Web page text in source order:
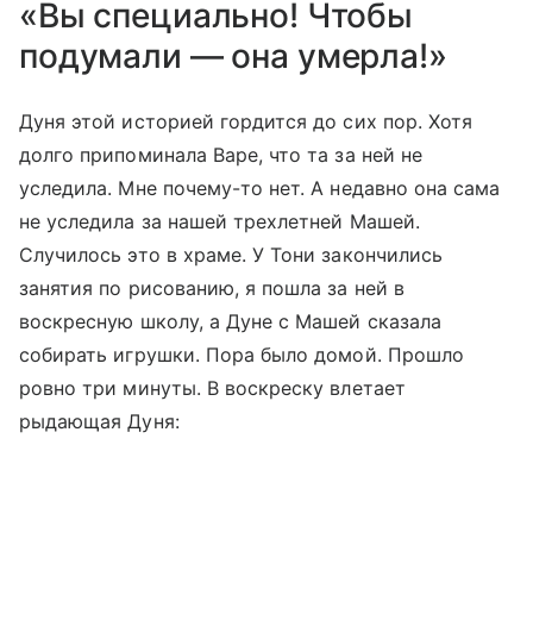
«Вы специально! Чтобы
подумали — она умерла!»
Дуня этой историей гордится до сих пор. Хотя
долго припоминала Варе, что та за ней не
уследила. Мне почему-то нет. А недавно она сама
не уследила за нашей трехлетней Машей.
Случилось это в храме. У Тони закончились
занятия по рисованию, я пошла за ней в
воскресную школу, а Дуне с Машей сказала
собирать игрушки. Пора было домой. Прошло
ровно три минуты. В воскреску влетает
рыдающая Дуня: